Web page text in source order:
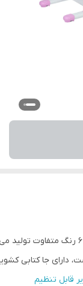
کشویی و آویز کیف
قابل تنظیم